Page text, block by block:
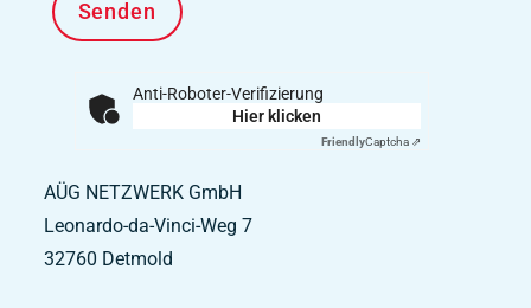
AÜG NETZWERK GmbH
Leonardo-da-Vinci-Weg 7
32760 Detmold
Anti-Roboter-Verifizierung
Hier klicken
FriendlyCaptcha ⇗